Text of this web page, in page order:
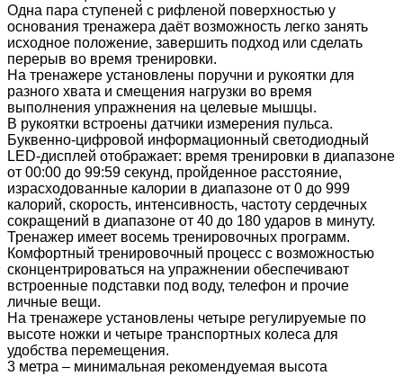
Одна пара ступеней с рифленой поверхностью у
основания тренажера даёт возможность легко занять
исходное положение, завершить подход или сделать
перерыв во время тренировки.
На тренажере установлены поручни и рукоятки для
разного хвата и смещения нагрузки во время
выполнения упражнения на целевые мышцы.
В рукоятки встроены датчики измерения пульса.
Буквенно-цифровой информационный светодиодный
LED-дисплей отображает: время тренировки в диапазоне
от 00:00 до 99:59 секунд, пройденное расстояние,
израсходованные калории в диапазоне от 0 до 999
калорий, скорость, интенсивность, частоту сердечных
сокращений в диапазоне от 40 до 180 ударов в минуту.
Тренажер имеет восемь тренировочных программ.
Комфортный тренировочный процесс с возможностью
сконцентрироваться на упражнении обеспечивают
встроенные подставки под воду, телефон и прочие
личные вещи.
На тренажере установлены четыре регулируемые по
высоте ножки и четыре транспортных колеса для
удобства перемещения.
3 метра – минимальная рекомендуемая высота